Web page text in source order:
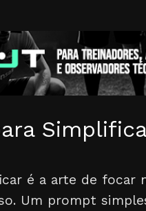
é a arte de focar
Um prompt